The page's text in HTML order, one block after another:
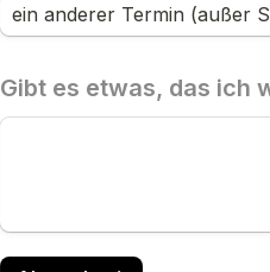
ein anderer Termin (außer
Gibt es etwas, das ich